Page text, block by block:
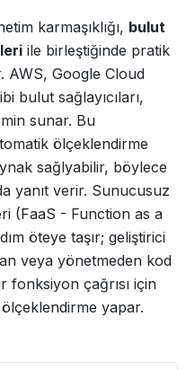
karmaşıklığı, bulut
ile birleştiğinde pratik
AWS, Google Cloud
bulut sağlayıcıları,
sunar. Bu
ölçeklendirme
sağlyabilir, böylece
yanıt verir. Sunucusuz
(FaaS - Function as a
öteye taşır; geliştirici
veya yönetmeden kod
fonksiyon çağrısı için
yapar.